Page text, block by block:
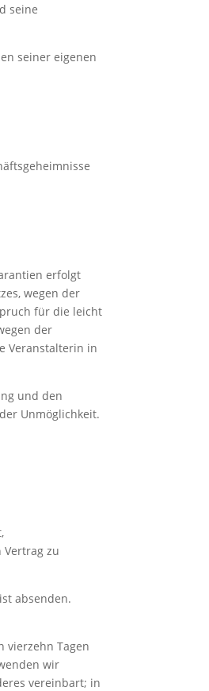
seine
seiner eigenen
erfolgt
wegen der
für die leicht
der
Veranstalterin in
und den
Unmöglichkeit.
zu
absenden.
vierzehn Tagen
wir
vereinbart; in